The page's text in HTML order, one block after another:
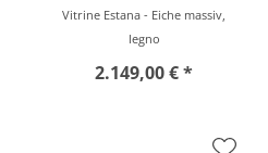
Vitrine Estana - Eiche massiv,
legno
2.149,00 € *